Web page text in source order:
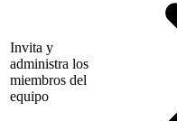
Invita y
administra los
miembros del
equipo